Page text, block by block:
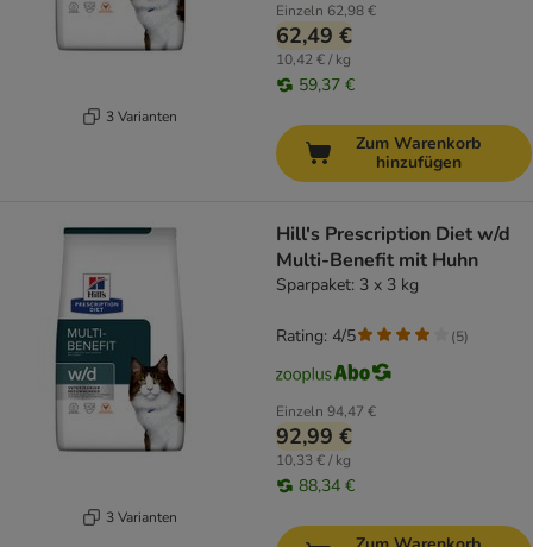
3 Varianten
Einzeln 62,98 €
62,49 €
10,42 € / kg
59,37 €
Zum Warenkorb
hinzufügen
3 Varianten
Hill's Prescription Diet w/d
Multi-Benefit mit Huhn
Sparpaket: 3 x 3 kg
Einzeln 94,47 €
92,99 €
10,33 € / kg
88,34 €
Rating: 4/5 (5)